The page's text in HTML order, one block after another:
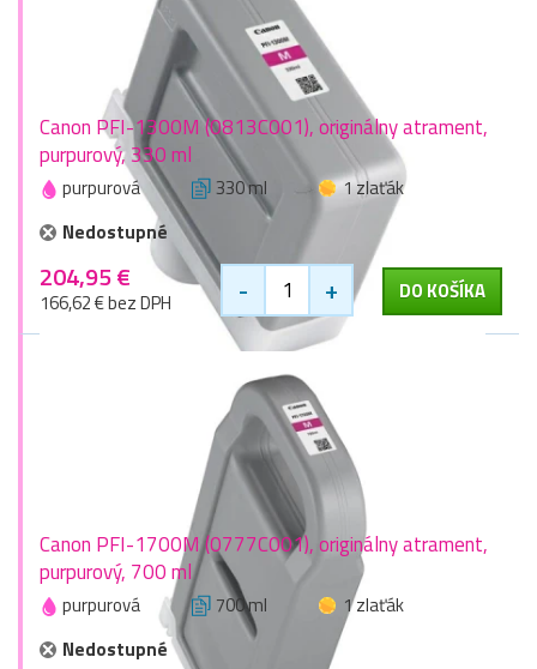
Canon PFI-1300M (0813C001), originálny atrament,
purpurový, 330 ml
purpurová 330 ml
1 zlaťák
Nedostupné
204,95 €
166,62 € bez DPH - + DO KOŠÍKA
Canon PFI-1700M (0777C001), originálny atrament,
purpurový, 700 ml
purpurová 700 ml
1 zlaťák
Nedostupné